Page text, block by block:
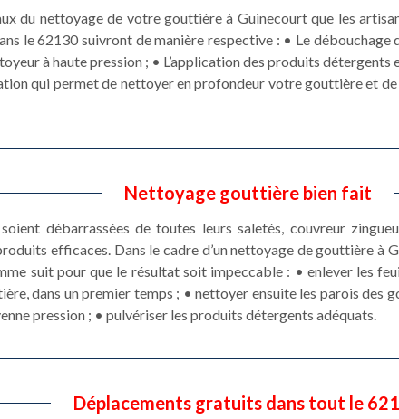
du nettoyage de votre gouttière à Guinecourt que les
le 62130 suivront de manière respective : • Le débouchage
à haute pression ; • L’application des produits
qui permet de nettoyer en profondeur votre gouttière et
Nettoyage gouttière bien fait
débarrassées de toutes leurs saletés, couvreur
efficaces. Dans le cadre d’un nettoyage de gouttière à
suit pour que le résultat soit impeccable : • enlever les
dans un premier temps ; • nettoyer ensuite les parois des
pression ; • pulvériser les produits détergents adéquats.
Déplacements gratuits dans tout le